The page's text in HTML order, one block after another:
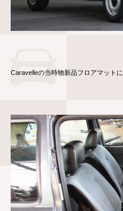
Caravelleの当時物新品フロアマットに